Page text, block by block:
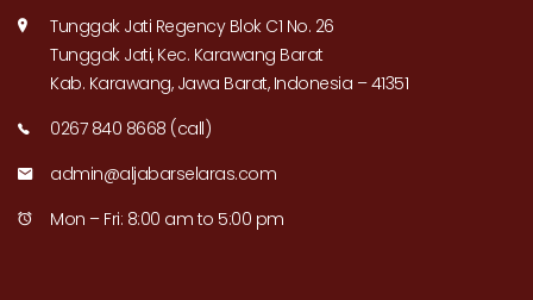
Tunggak Jati Regency Blok C1 No. 26
Tunggak Jati, Kec. Karawang Barat
Kab. Karawang, Jawa Barat, Indonesia – 41351
0267 840 8668 (call)
admin@aljabarselaras.com
Mon – Fri: 8:00 am to 5:00 pm